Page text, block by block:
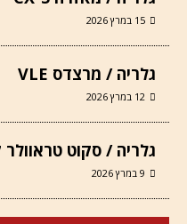
15 במרץ 2026
גלריה / מרצדס VLE
12 במרץ 2026
גלריה / סקוט
9 במרץ 2026